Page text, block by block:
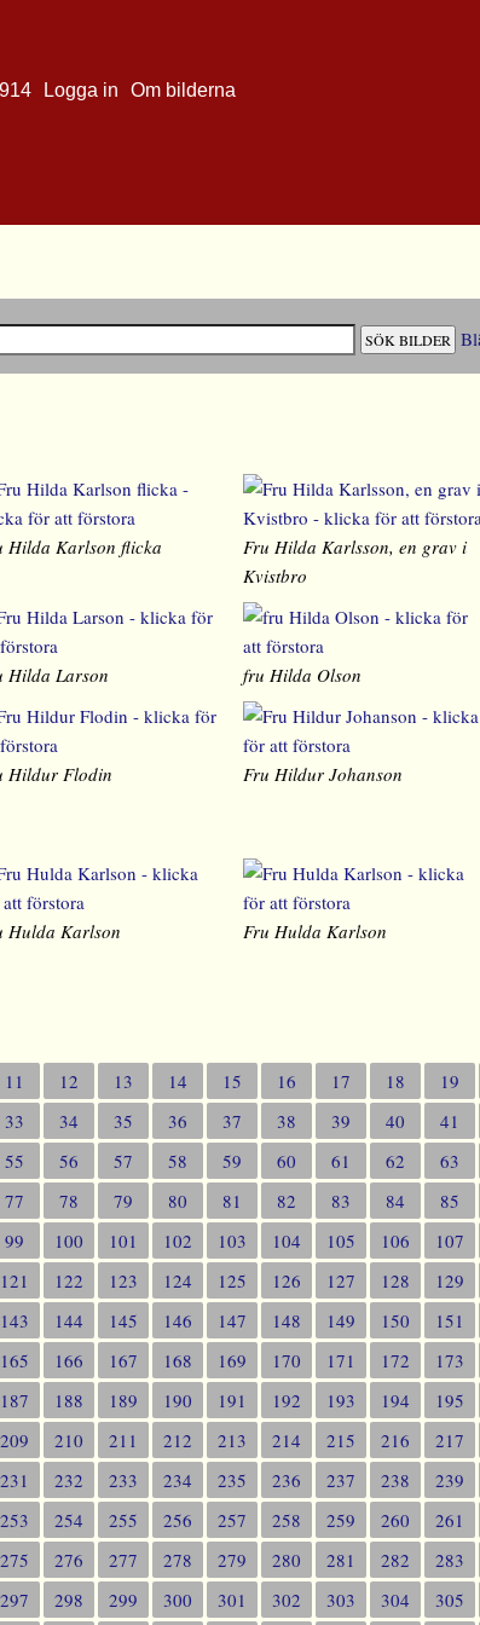
Logga in Om bilderna
Hilda Karlson flicka
Fru Hilda Karlsson, en grav i
Kvistbro
Hilda Larson fru Hilda Olson
Hildur Flodin Fru Hildur Johanson
Hulda Karlson Fru Hulda Karlson
11 12 13 14 15 16 17 18 19
33 34 35 36 37 38 39 40 41
55 56 57 58 59 60 61 62 63
77 78 79 80 81 82 83 84 85
99 100 101 102 103 104 105 106 107
121 122 123 124 125 126 127 128 129
143 144 145 146 147 148 149 150 151
165 166 167 168 169 170 171 172 173
187 188 189 190 191 192 193 194 195
209 210 211 212 213 214 215 216 217
231 232 233 234 235 236 237 238 239
253 254 255 256 257 258 259 260 261
275 276 277 278 279 280 281 282 283
297 298 299 300 301 302 303 304 305